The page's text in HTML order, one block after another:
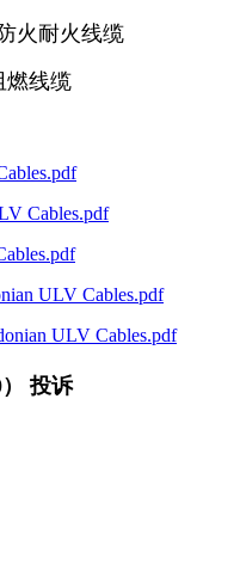
火耐火线缆
燃线缆
Cables.pdf
ULV Cables.pdf
ULV Cables.pdf
投诉